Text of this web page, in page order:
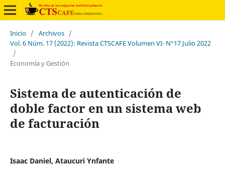
Inicio / Archivos /
Vol. 6 Núm. 17 (2022): Revista CTSCAFE Volumen VI- N°17 Julio 2022
/
Economía y Gestión
Sistema de autenticación de
doble factor en un sistema web
de facturación
Isaac Daniel, Ataucuri Ynfante